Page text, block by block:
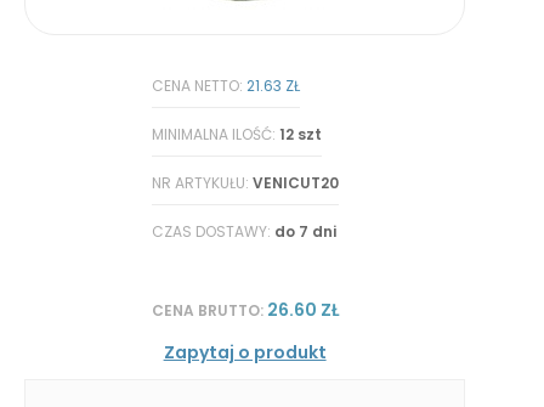
CENA NETTO: 21.63 ZŁ
MINIMALNA ILOŚĆ: 12 szt
NR ARTYKUŁU: VENICUT20
CZAS DOSTAWY: do 7 dni
CENA BRUTTO: 26.60 ZŁ
Zapytaj o produkt